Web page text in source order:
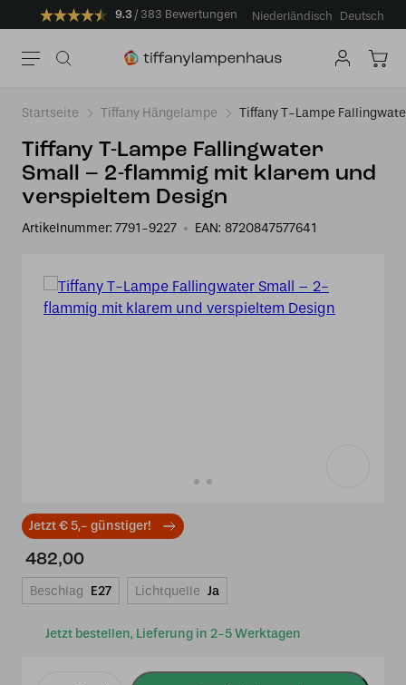
9.3 383 Bewertungen Niederländisch Deutsch
Startseite Tiffany Hängelampe Tiffany T-Lampe
Tiffany T-Lampe Fallingwater
Small – 2-flammig mit klarem und
verspieltem Design
Artikelnummer: 7791-9227 EAN: 8720847577641
Jetzt € 5,- günstiger!
Jetzt bestellen, Lieferung in 2-5 Werktagen
482,00
Beschlag E27 Lichtquelle Ja